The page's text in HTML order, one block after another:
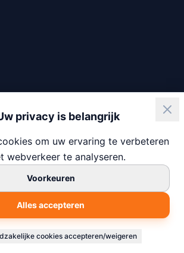
KvK: 77138880
Gebouwd doorChapper.nl
privacy is belangrijk
om uw ervaring te verbeteren
webverkeer te analyseren.
Voorkeuren
Alles accepteren
cookies accepteren/weigeren